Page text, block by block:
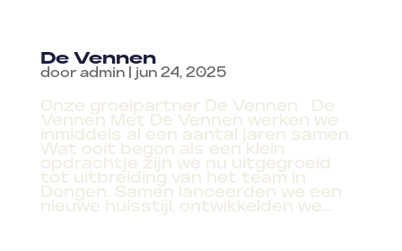
De Vennen
door admin| jun 24, 2025
Onze groeipartner De Vennen De
Vennen Met De Vennen werken we
inmiddels al een aantal jaren samen.
Wat ooit begon als een klein
opdrachtje zijn we nu uitgegroeid
tot uitbreiding van het team in
Dongen. Samen lanceerden we een
nieuwe huisstijl, ontwikkelden we...